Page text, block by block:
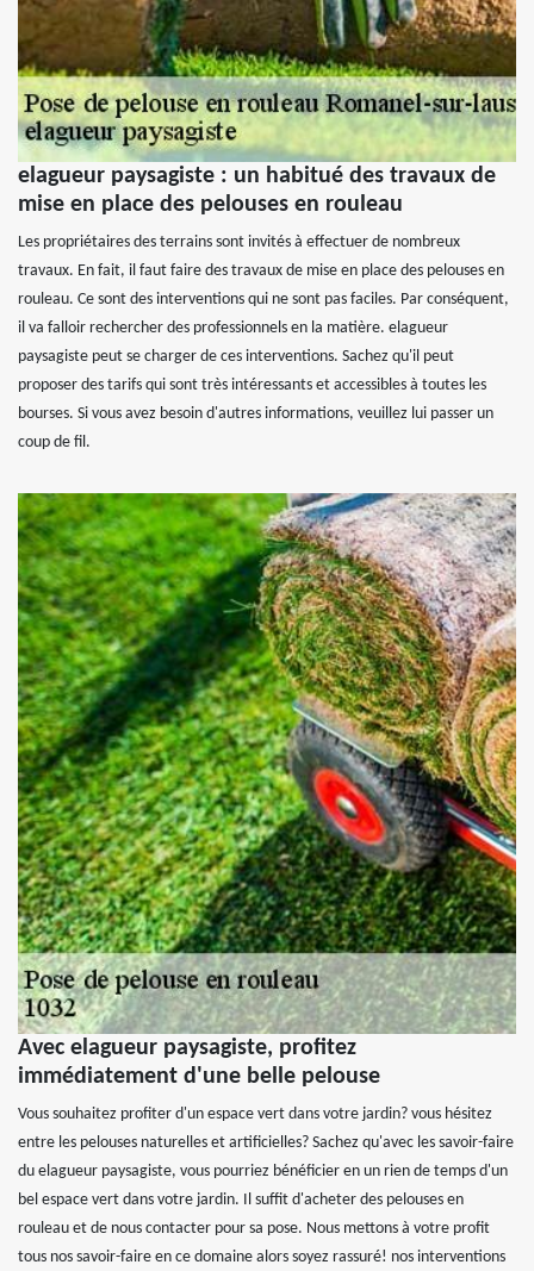
elagueur paysagiste : un habitué des travaux de
mise en place des pelouses en rouleau
Les propriétaires des terrains sont invités à effectuer de nombreux
travaux. En fait, il faut faire des travaux de mise en place des pelouses en
rouleau. Ce sont des interventions qui ne sont pas faciles. Par conséquent,
il va falloir rechercher des professionnels en la matière. elagueur
paysagiste peut se charger de ces interventions. Sachez qu'il peut
proposer des tarifs qui sont très intéressants et accessibles à toutes les
bourses. Si vous avez besoin d'autres informations, veuillez lui passer un
coup de fil.
Avec elagueur paysagiste, profitez
immédiatement d'une belle pelouse
Vous souhaitez profiter d'un espace vert dans votre jardin? vous hésitez
entre les pelouses naturelles et artificielles? Sachez qu'avec les savoir-faire
du elagueur paysagiste, vous pourriez bénéficier en un rien de temps d'un
bel espace vert dans votre jardin. Il suffit d'acheter des pelouses en
rouleau et de nous contacter pour sa pose. Nous mettons à votre profit
tous nos savoir-faire en ce domaine alors soyez rassuré! nos interventions